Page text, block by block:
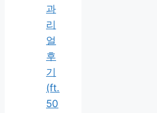
과
리
얼
후
기
(ft.
50